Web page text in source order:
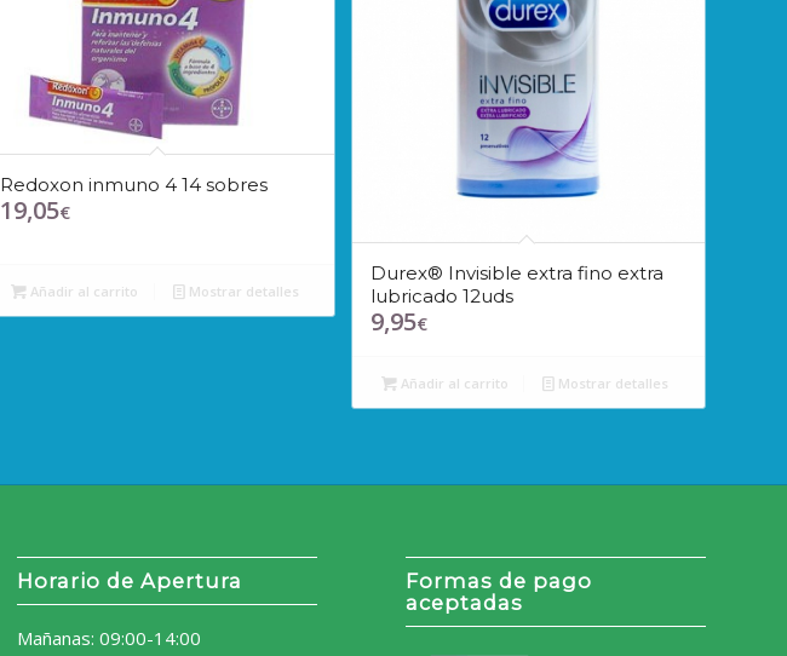
Redoxon inmuno 4 14 sobres
19,05€
Añadir al carrito Mostrar detalles
Durex® Invisible extra fino extra
lubricado 12uds
9,95€
Añadir al carrito Mostrar detalles
Horario de Apertura
Mañanas: 09:00-14:00
Formas de pago
aceptadas